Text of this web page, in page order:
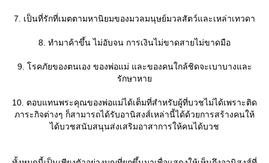
7. เป็นที่รักที่เมตตามหานิยมของมวลมนุษย์มวลสัตว์และเหล่าเทวดา
8. ทำมาค้าขึ้น ไม่อับจน การเงินไม่ขาดสายไม่ขาดมือ
9. โรคภัยของตนเอง ของพ่อแม่ และของคนใกล้ชิดจะเบาบางและ
รักษาหา
10. ตอบแทนพระคุณของพ่อแม่ได้เต็มที่สำหรับผู้ที่บวชไม่ได้เพราะติด
ภาระกิจต่างๆ ก็สามารถได้รับอานิสงส์เหล่านี้ได้ด้วยการสร้างคนให้
ได้บวชสนับสนุนส่งเสริมอาสาการให้คนได้บวช